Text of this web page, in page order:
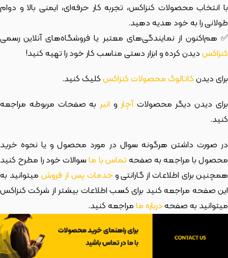
با انتخاب محصولات کنزاکس، تجربه کار حرفه‌ای، ایمنی بالا و دوام
طولانی را به خود هدیه دهید.
✅ هم‌اکنون از نمایندگی‌های معتبر یا فروشگاه‌های آنلاین رسمی
کنزاکسدیدن کرده و ابزار دستی مناسب کار خود را تهیه کنید!
برای دیدنکاتالوگ محصولات کنزاکسکلیک کنید.
برای دیدن دیگر محصولاتآچار و انبربه صفحات مربوطه مراجعه
کنید.
در صورت داشتن هرگونه سوال در مورد محصول و یا نحوه خرید
محصول با مراجعه به صفحهتماس با ماسوالات خود را مطرح کنید
همچنین برای اطلاعات از گارانتی وخدمات پس از فروش میتوانید به
این صفحه مراجعه کنید برای کسب اطلاعات بیشتر از شرکت کنزاکس
میتوانید به صفحهدرباره مامراجعه کنید.